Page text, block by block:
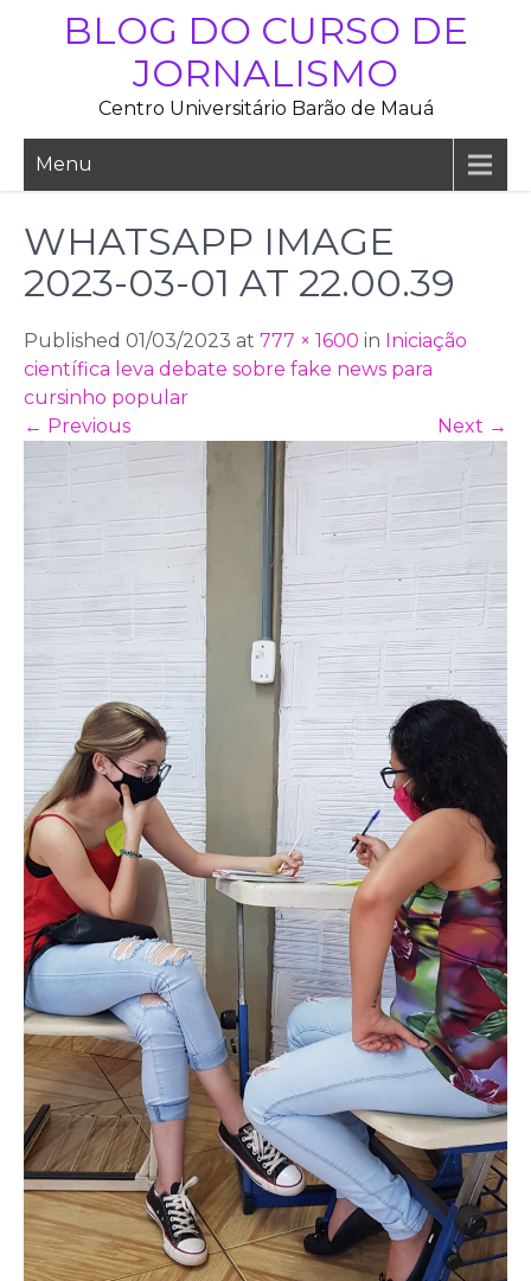
BLOG DO CURSO DE
JORNALISMO
Centro Universitário Barão de Mauá
Menu
WHATSAPP IMAGE
2023-03-01 AT 22.00.39
Published 01/03/2023 at 777 × 1600 in Iniciação
científica leva debate sobre fake news para
cursinho popular
← Previous Next →